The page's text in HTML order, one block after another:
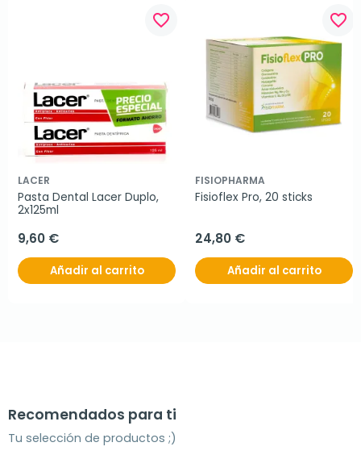
favorite_border
LACER
Pasta Dental Lacer Duplo,
2x125ml
9,60 €
Añadir al carrito
favorite_border
FISIOPHARMA
Fisioflex Pro, 20 sticks
24,80 €
Añadir al carrito
Recomendados para ti
Tu selección de productos ;)